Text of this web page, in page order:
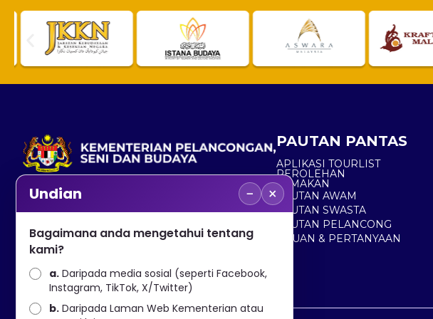
No. 2, Menara 1, Jalan P5/6, Presint 5,
+603 8000 8000
+603 8891 7100
PAUTAN PANTAS
APLIKASI TOURLIST
PEROLEHAN
SEMAKAN
PAUTAN AWAM
PAUTAN SWASTA
PAUTAN PELANCONG
ADUAN & PERTANYAAN
Undian − ×
Bagaimana anda mengetahui tentang
kami?
a. Daripada media sosial (seperti Facebook,
Instagram, TikTok, X/Twitter)
b. Daripada Laman Web Kementerian atau